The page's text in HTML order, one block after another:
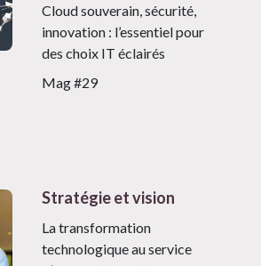
Cloud souverain, sécurité,
innovation : l’essentiel pour
des choix IT éclairés
Mag #29
Stratégie et vision
La transformation
technologique au service